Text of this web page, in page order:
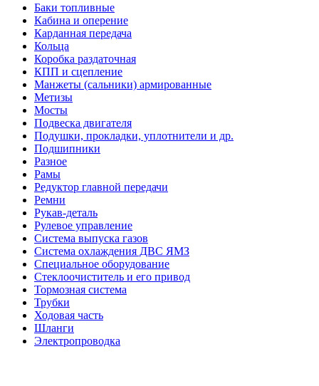
Баки топливные
Кабина и оперение
Карданная передача
Кольца
Коробка раздаточная
КПП и сцепление
Манжеты (сальники) армированные
Метизы
Мосты
Подвеска двигателя
Подушки, прокладки, уплотнители и др.
Подшипники
Разное
Рамы
Редуктор главной передачи
Ремни
Рукав-деталь
Рулевое управление
Система выпуска газов
Система охлаждения ДВС ЯМЗ
Специальное оборудование
Стеклоочиститель и его привод
Тормозная система
Трубки
Ходовая часть
Шланги
Электропроводка